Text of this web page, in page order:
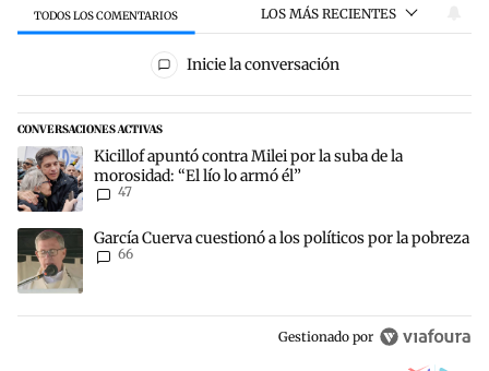
TODOS LOS COMENTARIOS LOS MÁS RECIENTES
Todos los comentarios
Inicie la conversación
CONVERSACIONES ACTIVAS
Este listado muestra los artículos con más comentarios en los
Un artículo de tendencia con el título "Kicillof apuntó contra Milei
Kicillof apuntó contra Milei por la suba de la
morosidad: “El lío lo armó él”
47
Un artículo de tendencia con el título "García Cuerva cuestionó a
García Cuerva cuestionó a los políticos por la pobreza
66
Gestionado por